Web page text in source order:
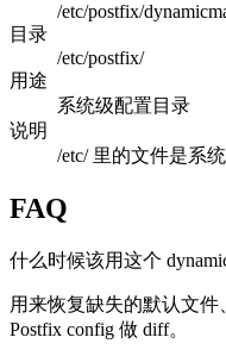
/etc/postfix/
目录
/etc/postfix/
用途
系统级配置目录
说明
/etc/ 里的文件是系
FAQ
什么时候该用这个
用来恢复缺失的默认文
Postfix config 做 diff。